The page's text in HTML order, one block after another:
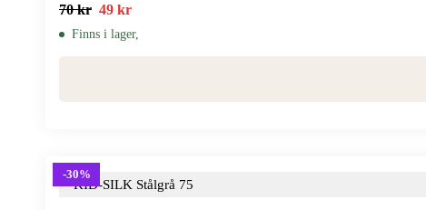
70kr 49 kr
Finns i lager,
-30%